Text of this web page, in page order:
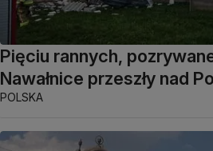
Pięciu rannych,
Nawałnice przeszły nad
POLSKA